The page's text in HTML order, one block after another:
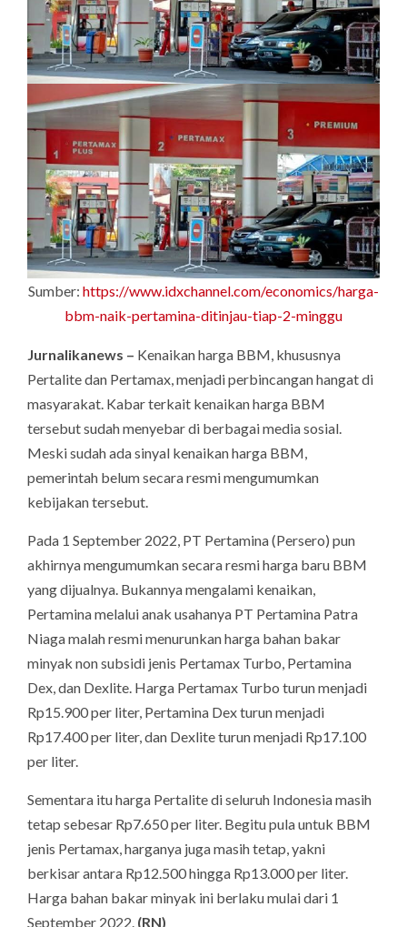
Sumber: https://www.idxchannel.com/economics/harga-
bbm-naik-pertamina-ditinjau-tiap-2-minggu
Jurnalikanews – Kenaikan harga BBM, khususnya
Pertalite dan Pertamax, menjadi perbincangan hangat di
masyarakat. Kabar terkait kenaikan harga BBM
tersebut sudah menyebar di berbagai media sosial.
Meski sudah ada sinyal kenaikan harga BBM,
pemerintah belum secara resmi mengumumkan
kebijakan tersebut.
Pada 1 September 2022, PT Pertamina (Persero) pun
akhirnya mengumumkan secara resmi harga baru BBM
yang dijualnya. Bukannya mengalami kenaikan,
Pertamina melalui anak usahanya PT Pertamina Patra
Niaga malah resmi menurunkan harga bahan bakar
minyak non subsidi jenis Pertamax Turbo, Pertamina
Dex, dan Dexlite. Harga Pertamax Turbo turun menjadi
Rp15.900 per liter, Pertamina Dex turun menjadi
Rp17.400 per liter, dan Dexlite turun menjadi Rp17.100
per liter.
Sementara itu harga Pertalite di seluruh Indonesia masih
tetap sebesar Rp7.650 per liter. Begitu pula untuk BBM
jenis Pertamax, harganya juga masih tetap, yakni
berkisar antara Rp12.500 hingga Rp13.000 per liter.
Harga bahan bakar minyak ini berlaku mulai dari 1
September 2022. (RN)